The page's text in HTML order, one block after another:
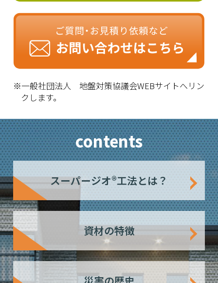
※一般社団法人 地盤対策協議会WEBサイトへリン
クします。
contents
スーパージオ®工法とは？
資材の特徴